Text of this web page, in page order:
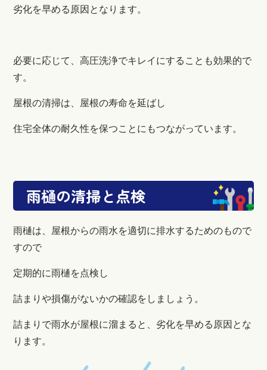
劣化を早める原因となります。
必要に応じて、高圧洗浄でキレイにすることも効果的で
す。
屋根の清掃は、屋根の寿命を延ばし
住宅全体の耐久性を保つことにもつながっています。
雨樋の清掃と点検
雨樋は、 屋根からの雨水を適切に排水するためのもので
すので
定期的に雨樋を点検し
詰まりや損傷がないかの確認をしましょう。
詰まりで雨水が屋根に溜まると、劣化を早める原因とな
ります。